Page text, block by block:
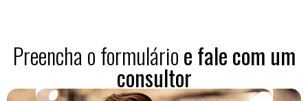
Preencha o formulárioe fale com um
consultor